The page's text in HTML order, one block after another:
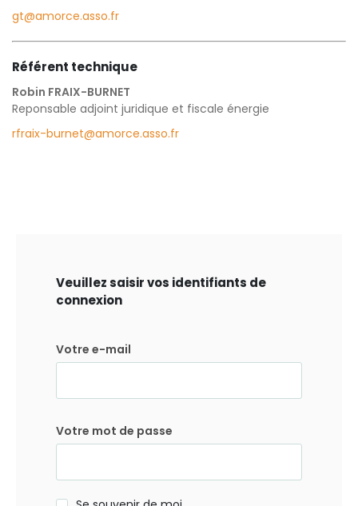
gt@amorce.asso.fr
Référent technique
Robin FRAIX-BURNET
Reponsable adjoint juridique et fiscale énergie
rfraix-burnet@amorce.asso.fr
Veuillez saisir vos identifiants de
connexion
Votre e-mail
Votre mot de passe